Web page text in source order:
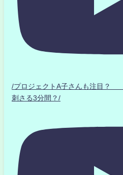
/プロジェクトA子さんも注目？
刺さる3分間？/